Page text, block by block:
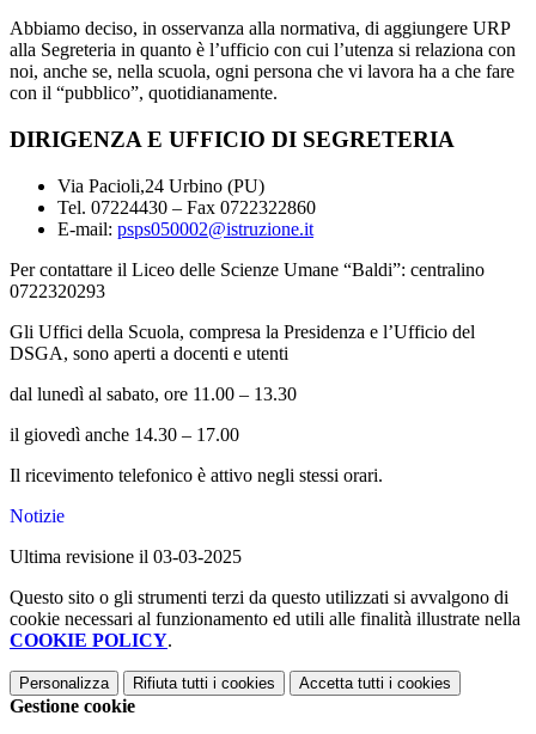
Abbiamo deciso, in osservanza alla normativa, di aggiungere URP
alla Segreteria in quanto è l’ufficio con cui l’utenza si relaziona con
noi, anche se, nella scuola, ogni persona che vi lavora ha a che fare
con il “pubblico”, quotidianamente.
DIRIGENZA E UFFICIO DI SEGRETERIA
Via Pacioli,24 Urbino (PU)
Tel. 07224430 – Fax 0722322860
E-mail: psps050002@istruzione.it
Per contattare il Liceo delle Scienze Umane “Baldi”: centralino
0722320293
Gli Uffici della Scuola, compresa la Presidenza e l’Ufficio del
DSGA, sono aperti a docenti e utenti
dal lunedì al sabato, ore 11.00 – 13.30
il giovedì anche 14.30 – 17.00
Il ricevimento telefonico è attivo negli stessi orari.
Notizie
Ultima revisione il 03-03-2025
Questo sito o gli strumenti terzi da questo utilizzati si avvalgono di
cookie necessari al funzionamento ed utili alle finalità illustrate nella
COOKIE POLICY.
Personalizza Rifiuta tutti i cookies Accetta tutti i cookies
Gestione cookie